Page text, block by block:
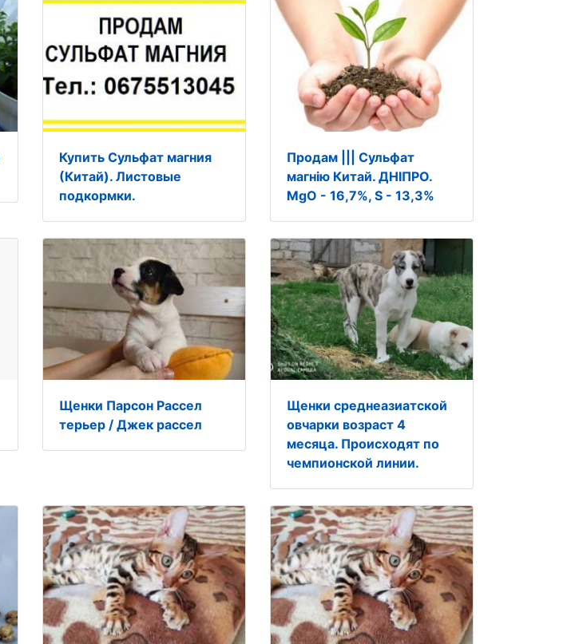
Купить Сульфат магния
(Китай). Листовые
подкормки.
Продам ||| Сульфат
магнію Китай. ДНІПРО.
MgO - 16,7%, S - 13,3%
Щенки Парсон Рассел
терьер / Джек рассел
Щенки среднеазиатской
овчарки возраст 4
месяца. Происходят по
чемпионской линии.